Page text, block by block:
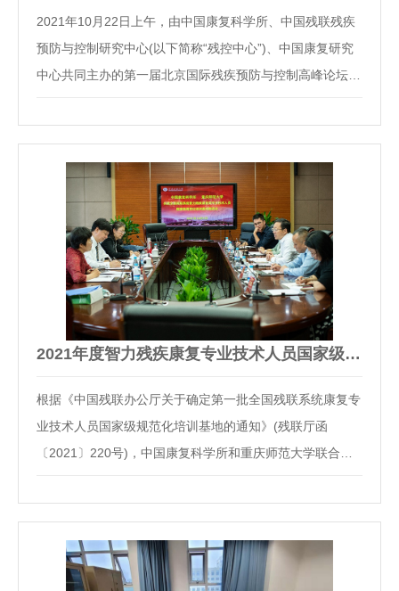
2021年10月22日上午，由中国康复科学所、中国残联残疾
预防与控制研究中心(以下简称“残控中心”)、中国康复研究
中心共同主办的第一届北京国际残疾预防与控制高峰论坛在
防”，旨在以创伤防治为切入点，积极传播残疾预防理念、
2021年度智力残疾康复专业技术人员国家级规范化培训班圆满结…
根据《中国残联办公厅关于确定第一批全国残联系统康复专
业技术人员国家级规范化培训基地的通知》(残联厅函
〔2021〕220号)，中国康复科学所和重庆师范大学联合成
范化培训基地(以下简称“基地”)。按照《2021年度全国残联